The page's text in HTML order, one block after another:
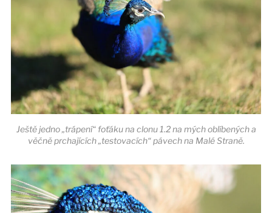
Ještě jedno „trápení“ foťáku na clonu 1.2 na mých oblíbených a
věčně prchajících „testovacích“ pávech na Malé Straně.